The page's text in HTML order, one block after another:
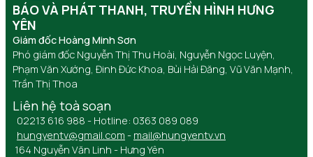
BÁO VÀ PHÁT THANH, TRUYỀN HÌNH HƯNG
YÊN
Giám đốc Hoàng Minh Sơn
Phó giám đốc Nguyễn Thị Thu Hoài, Nguyễn Ngọc Luyện,
Phạm Văn Xướng, Đinh Đức Khoa, Bùi Hải Đăng, Vũ Văn Mạnh,
Trần Thị Thoa
Liên hệ toà soạn
02213 616 988 - Hotline: 0363 089 089
hungyentv@gmail.com - mail@hungyentv.vn
164 Nguyễn Văn Linh - Hưng Yên